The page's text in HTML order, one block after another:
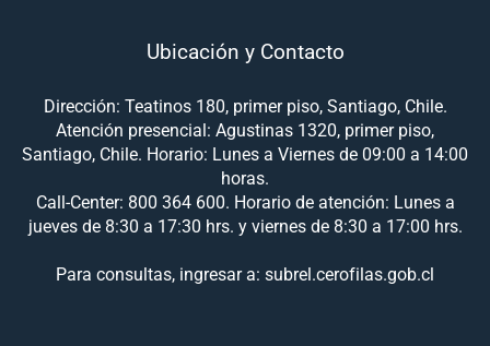
Ubicación y Contacto
Dirección: Teatinos 180, primer piso, Santiago, Chile.
Atención presencial: Agustinas 1320, primer piso,
Santiago, Chile. Horario: Lunes a Viernes de 09:00 a 14:00
horas.
Call-Center: 800 364 600. Horario de atención: Lunes a
jueves de 8:30 a 17:30 hrs. y viernes de 8:30 a 17:00 hrs.
Para consultas, ingresar a: subrel.cerofilas.gob.cl